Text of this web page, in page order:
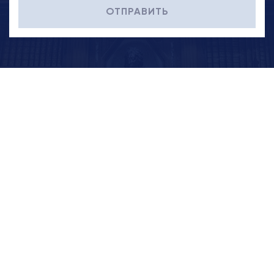
ОТПРАВИТЬ